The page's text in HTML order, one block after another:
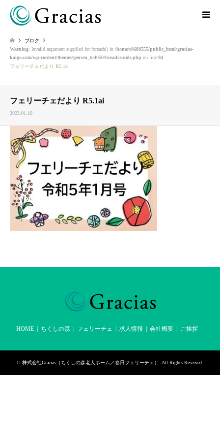
ブログ
Warning: Invalid argument supplied for foreach() in /home/r8688555/public_html/gracias-
kaigo.com/wp-content/themes/gensen_tcd050/breadcrumb.php on line 94
フェリーチェだより R5.1ai
フェリーチェだより R5.1ai
2023.01.10
HOME ちくしの森 フェリーチェ 求人情報 会社概要 ご挨拶
© 株式会社Gracias（ちくしの森老人ホーム／春日フェリーチェ） . All Rights Reserved.